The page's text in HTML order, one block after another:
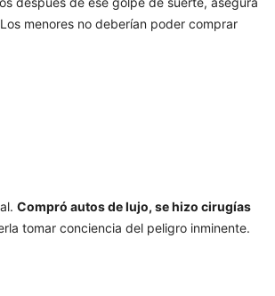
menores no deberían poder comprar
Compró autos de lujo, se hizo cirugías
tomar conciencia del peligro inminente.